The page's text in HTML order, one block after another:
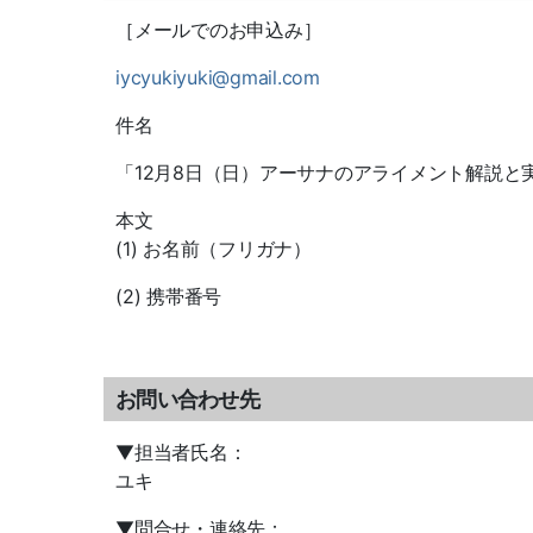
［メールでのお申込み］
iycyukiyuki@gmail.com
件名
「12月8日（日） アーサナのアライメント解説と
本文
(1) お名前（フリガナ）
(2)携帯番号
お問い合わせ先
▼担当者氏名：
ユキ
▼問合せ・連絡先：